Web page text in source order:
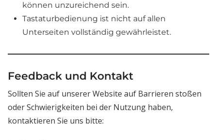
können unzureichend sein.
Tastaturbedienung ist nicht auf allen
Unterseiten vollständig gewährleistet.
Feedback und Kontakt
Sollten Sie auf unserer Website auf Barrieren stoßen
oder Schwierigkeiten bei der Nutzung haben,
kontaktieren Sie uns bitte: